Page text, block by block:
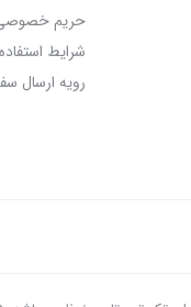
حریم
شرایط استفاده
رویه ارسال